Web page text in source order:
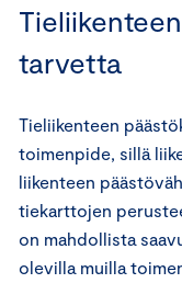
tarvetta
Tieliikenteen
toimenpide, sillä
liikenteen
tiekarttojen
on mahdollista
olevilla muilla